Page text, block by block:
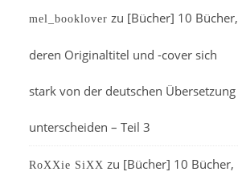
mel_booklover zu [Bücher] 10 Bücher,
deren Originaltitel und -cover sich
stark von der deutschen Übersetzung
unterscheiden – Teil 3
RoXXie SiXX zu [Bücher] 10 Bücher,